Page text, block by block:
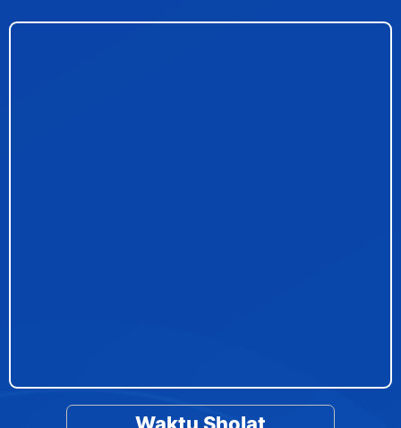
Waktu Sholat